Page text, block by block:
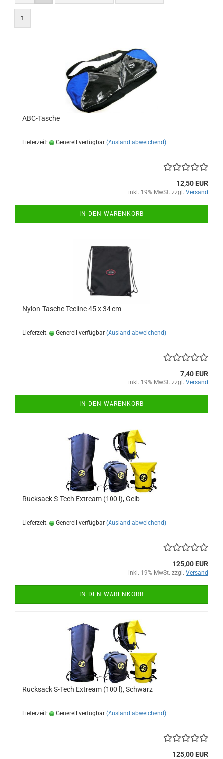
1
ABC-Tasche
Lieferzeit: Generell verfügbar (Ausland abweichend)
12,50 EUR
inkl. 19% MwSt. zzgl. Versand
IN DEN WARENKORB
Nylon-Tasche Tecline 45 x 34 cm
Lieferzeit: Generell verfügbar (Ausland abweichend)
7,40 EUR
inkl. 19% MwSt. zzgl. Versand
IN DEN WARENKORB
Rucksack S-Tech Extream (100 l), Gelb
Lieferzeit: Generell verfügbar (Ausland abweichend)
125,00 EUR
inkl. 19% MwSt. zzgl. Versand
IN DEN WARENKORB
Rucksack S-Tech Extream (100 l), Schwarz
Lieferzeit: Generell verfügbar (Ausland abweichend)
125,00 EUR